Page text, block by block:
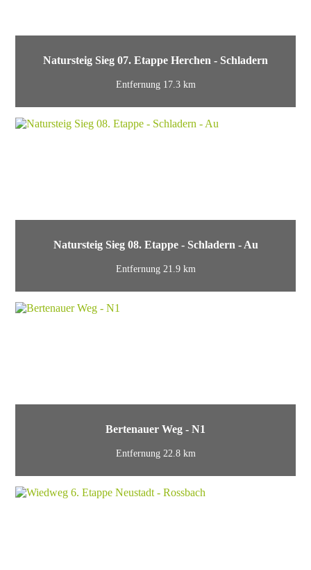
Natursteig Sieg 07. Etappe Herchen - Schladern
Entfernung 17.3 km
Natursteig Sieg 08. Etappe - Schladern - Au
Entfernung 21.9 km
Bertenauer Weg - N1
Entfernung 22.8 km